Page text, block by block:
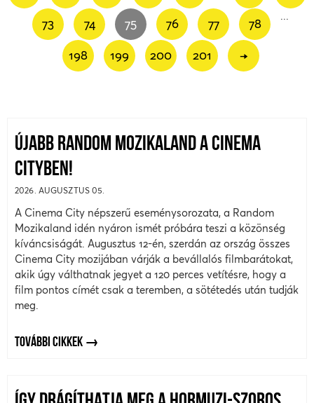
73 74 75 76 77 78
198 199 200 201 →
ÚJABB RANDOM MOZIKALAND A CINEMA
CITYBEN!
2026. AUGUSZTUS 05.
A Cinema City népszerű eseménysorozata, a Random
Mozikaland idén nyáron ismét próbára teszi a közönség
kíváncsiságát. Augusztus 12-én, szerdán az ország összes
Cinema City mozijában várják a bevállalós filmbarátokat,
akik úgy válthatnak jegyet a 120 perces vetítésre, hogy a
film pontos címét csak a teremben, a sötétedés után tudják
meg.
TOVÁBBI CIKKEK